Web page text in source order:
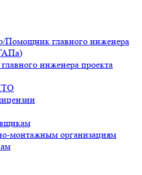
Помощник главного инженера
инженера проекта
монтажным организациям